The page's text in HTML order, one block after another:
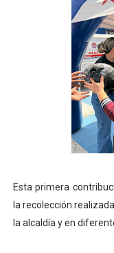
Esta primera
la recolección
la alcaldía y en